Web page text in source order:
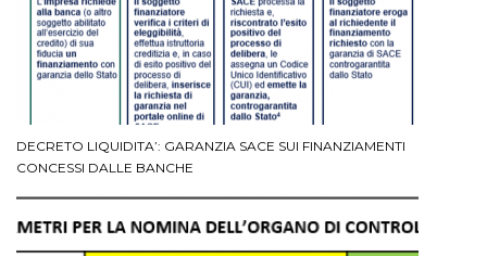
DECRETO LIQUIDITA’: GARANZIA SACE SUI FINANZIAMENTI
CONCESSI DALLE BANCHE